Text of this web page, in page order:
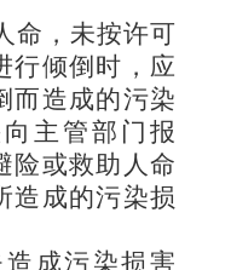
命，未按许可
行倾倒时，应
而造成的污染
主管部门报
险或救助人命
造成的污染损
成污染损害